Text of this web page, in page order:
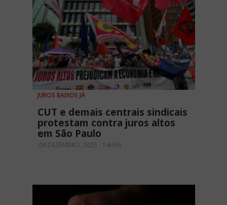
JUROS BAIXOS JÁ
CUT e demais centrais sindicais
protestam contra juros altos
em São Paulo
09 DEZEMBRO, 2025 - 14H06